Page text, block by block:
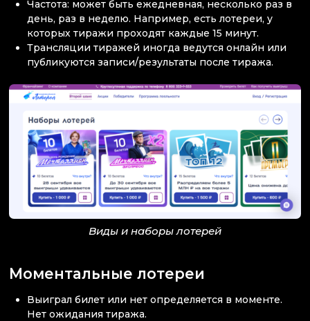
Частота: может быть ежедневная, несколько раз в
день, раз в неделю. Например, есть лотереи, у
которых тиражи проходят каждые 15 минут.
Трансляции тиражей иногда ведутся онлайн или
публикуются записи/результаты после тиража.
Виды и наборы лотерей
Моментальные лотереи
Выиграл билет или нет определяется в моменте.
Нет ожидания тиража.